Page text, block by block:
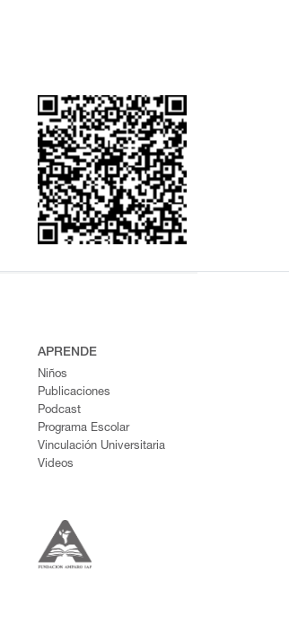
APRENDE
Niños
Publicaciones
Podcast
Programa Escolar
Vinculación Universitaria
Videos